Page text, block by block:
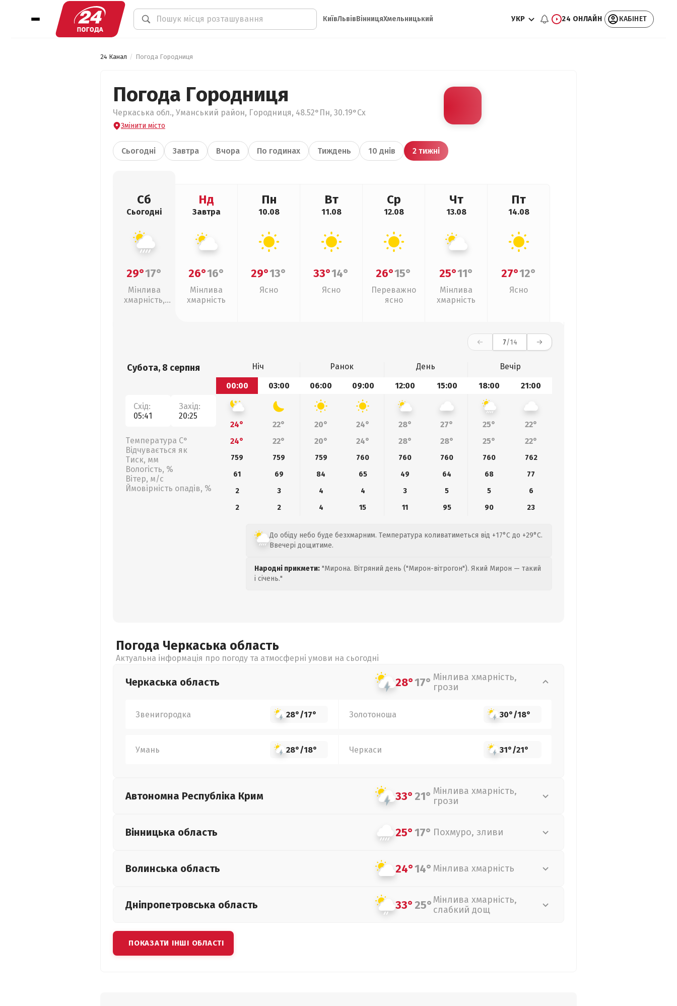
КиївЛьвівВінницяХмельницький УКР 24 ОНЛАЙН КАБІНЕТ
24 Канал Погода Городниця
Погода Городниця
Черкаська обл., Уманський район, Городниця, 48.52°Пн, 30.19°Сх
Змінити місто
Сьогодні Завтра Вчора По годинах Тиждень 10 днів 2 тижні
Сб
Сьогодні
29°17°
Мінлива
хмарність,
Нд
Завтра
26°16°
Мінлива
хмарність
Пн
10.08
29°13°
Ясно
Вт
11.08
33°14°
Ясно
Ср
12.08
26°15°
Переважно
ясно
Чт
13.08
25°11°
Мінлива
хмарність
Пт
14.08
27°12°
Ясно
7/14
Субота, 8 серпня
Схід:
05:41
Захід:
20:25
Температура С°
Відчувається як
Тиск, мм
Вологість, %
Вітер, м/с
Ймовірність опадів, %
Ніч Ранок День
Вечір
00:00
03:00 06:00 09:00 12:00 15:00 18:00 21:00
24° 22° 20° 24° 28° 27° 25°
22°
24°
22° 20° 24° 28° 28° 25° 22°
759 759 759 760 760 760 760
762
61
69 84 65 49 64 68
77
2
3 4 4 3 5 5
6
2
2 4 15 11 95 90 23
До обіду небо буде безхмарним. Температура коливатиметься від +17°C до +29°C.
Ввечері дощитиме.
Народні прикмети: "Мирона. Вітряний день ("Мирон-вітрогон"). Який Мирон — такий
і січень."
Погода Черкаська область
Актуальна інформація про погоду та атмосферні умови на сьогодні
Черкаська область 28°17° Мінлива хмарність,
грози
Звенигородка 28°/17° Золотоноша 30°/18°
Умань 28°/18° Черкаси 31°/21°
Автономна Республіка Крим 33°21° Мінлива хмарність,
грози
Вінницька область 25°17° Похмуро, зливи
Волинська область 24°14° Мінлива хмарність
Дніпропетровська область 33°25°Мінлива хмарність,
слабкий дощ
ПОКАЗАТИ ІНШІ ОБЛАСТІ